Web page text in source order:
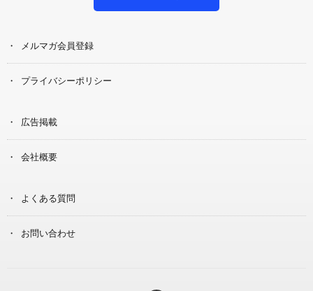
メルマガ会員登録
プライバシーポリシー
広告掲載
会社概要
よくある質問
お問い合わせ